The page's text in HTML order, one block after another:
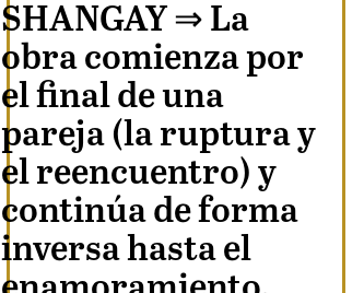
SHANGAY ⇒ La
obra comienza por
el final de una
pareja (la ruptura y
el reencuentro) y
continúa de forma
inversa hasta el